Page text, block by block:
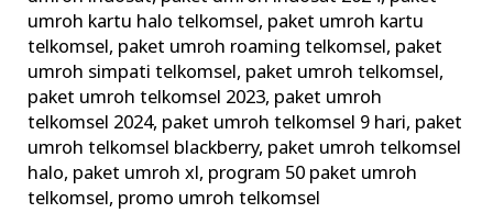
umroh kartu halo telkomsel, paket umroh kartu
telkomsel, paket umroh roaming telkomsel, paket
umroh simpati telkomsel, paket umroh telkomsel,
paket umroh telkomsel 2023, paket umroh
telkomsel 2024, paket umroh telkomsel 9 hari, paket
umroh telkomsel blackberry, paket umroh telkomsel
halo, paket umroh xl, program 50 paket umroh
telkomsel, promo umroh telkomsel